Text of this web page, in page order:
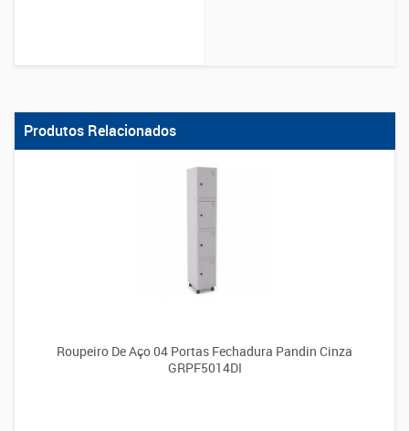
Produtos Relacionados
Roupeiro De Aço 04 Portas Fechadura Pandin Cinza
GRPF5014DI